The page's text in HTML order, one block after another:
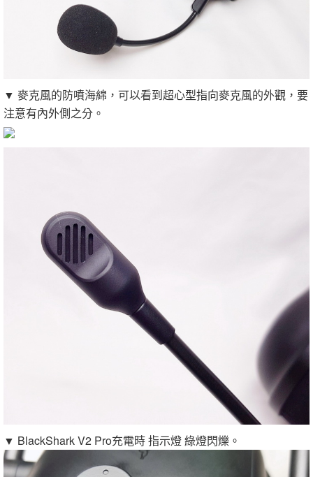
▼ 麥克風的防噴海綿，可以看到超心型指向麥克風的外觀，要
注意有內外側之分。
▼ BlackShark V2 Pro充電時 指示燈 綠燈閃爍。